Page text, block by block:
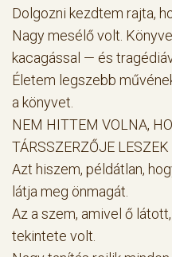
Dolgozni kezdtem rajta,
Nagy mesélő volt.
kacagással — és
Életem legszebb
a könyvet.
NEM HITTEM VOLNA,
TÁRSSZERZŐJE
Azt hiszem, példátlan,
látja meg önmagát.
Az a szem, amivel ő
tekintete volt.